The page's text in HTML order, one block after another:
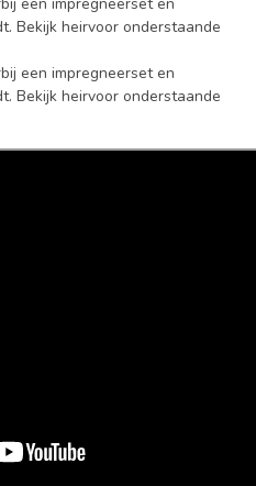
Bekijk heirvoor onderstaande
een impregneerset en
Bekijk heirvoor onderstaande